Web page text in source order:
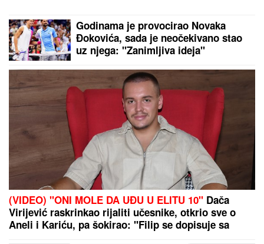
RAZBIJENA ŠOFERKA, STAKLO I
ISEČENA RUKAAsmin i Maja se
nakon skandala snimili u kolima:
"Moja jedina ljubav"